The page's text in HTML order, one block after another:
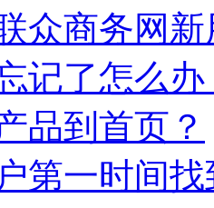
众商务网
记了怎么办
品到首页？
第一时间